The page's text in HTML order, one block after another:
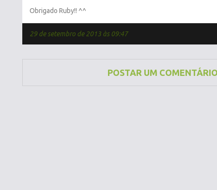
Obrigado Ruby!! ^^
29 de setembro de 2013 às 09:47
POSTAR UM